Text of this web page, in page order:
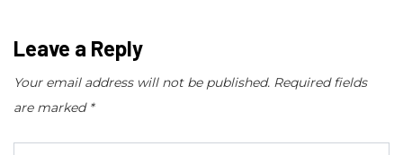
Leave a Reply
Your email address will not be published. Required fields
are marked *